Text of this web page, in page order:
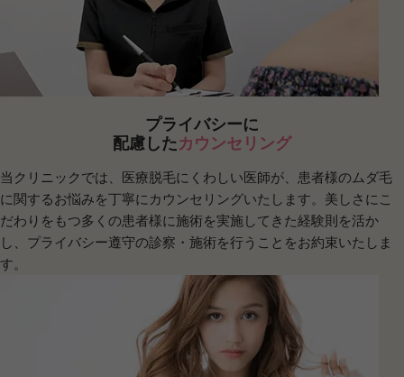
プライバシーに
配慮したカウンセリング
当クリニックでは、医療脱毛にくわしい医師が、患者様のムダ毛
に関するお悩みを丁寧にカウンセリングいたします。美しさにこ
だわりをもつ多くの患者様に施術を実施してきた経験則を活か
し、プライバシー遵守の診察・施術を行うことをお約束いたしま
す。